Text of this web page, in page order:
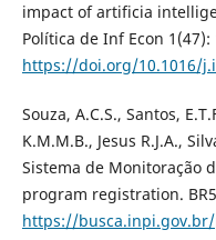
impact of artificia
Política de Inf Econ 1(47):
https://doi.org/10.1016/
Souza, A.C.S., Santos,
K.M.M.B., Jesus R.J.A.,
Sistema de Monitoração
program registration.
https://